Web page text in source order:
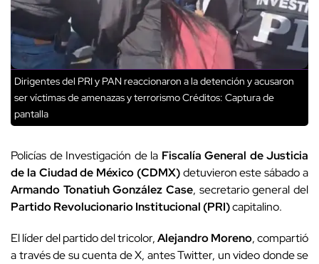
Dirigentes del PRI y PAN reaccionaron a la detención y acusaron
ser víctimas de amenazas y terrorismoCréditos: Captura de
pantalla
Policías de Investigación de la Fiscalía General de Justicia
de la Ciudad de México (CDMX)detuvieron este sábado a
Armando Tonatiuh González Case, secretario general del
Partido Revolucionario Institucional (PRI)capitalino.
El líder del partido del tricolor,Alejandro Moreno, compartió
a través de su cuenta de X, antes Twitter, un video donde se